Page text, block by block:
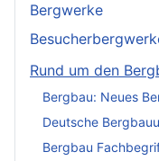
Bergwerke
Rund um den
Bergbau: Neues
Deutsche
Bergbau